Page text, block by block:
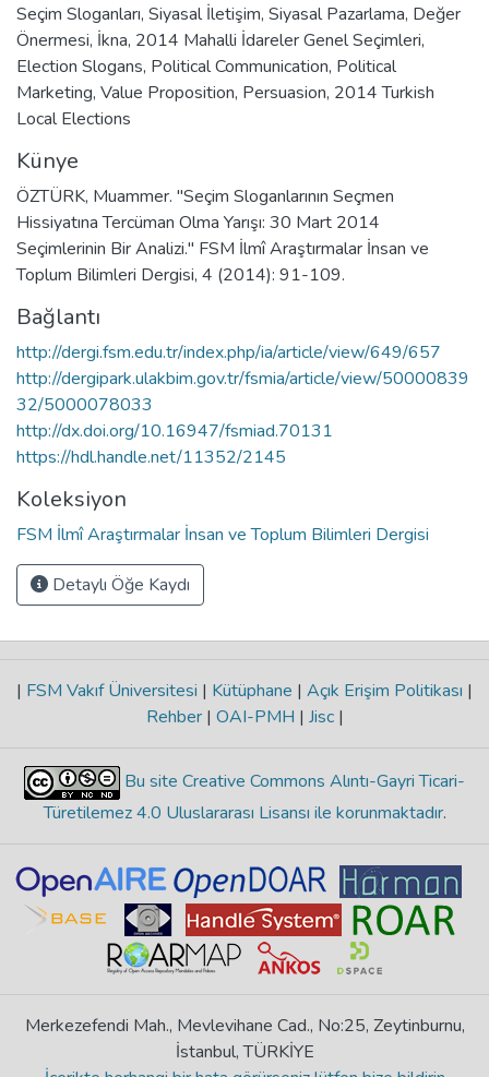
Seçim Sloganları, Siyasal İletişim, Siyasal Pazarlama, Değer
Önermesi, İkna, 2014 Mahalli İdareler Genel Seçimleri,
Election Slogans, Political Communication, Political
Marketing, Value Proposition, Persuasion, 2014 Turkish
Local Elections
Künye
ÖZTÜRK, Muammer. "Seçim Sloganlarının Seçmen
Hissiyatına Tercüman Olma Yarışı: 30 Mart 2014
Seçimlerinin Bir Analizi." FSM İlmî Araştırmalar İnsan ve
Toplum Bilimleri Dergisi, 4 (2014): 91-109.
Bağlantı
http://dergi.fsm.edu.tr/index.php/ia/article/view/649/657
http://dergipark.ulakbim.gov.tr/fsmia/article/view/50000839
32/5000078033
http://dx.doi.org/10.16947/fsmiad.70131
https://hdl.handle.net/11352/2145
Koleksiyon
FSM İlmî Araştırmalar İnsan ve Toplum Bilimleri Dergisi
Detaylı Öğe Kaydı
| FSM Vakıf Üniversitesi | Kütüphane | Açık Erişim Politikası |
Rehber | OAI-PMH | Jisc |
Bu site Creative Commons Alıntı-Gayri Ticari-
Türetilemez 4.0 Uluslararası Lisansı ile korunmaktadır.
Merkezefendi Mah., Mevlevihane Cad., No:25, Zeytinburnu,
İstanbul, TÜRKİYE